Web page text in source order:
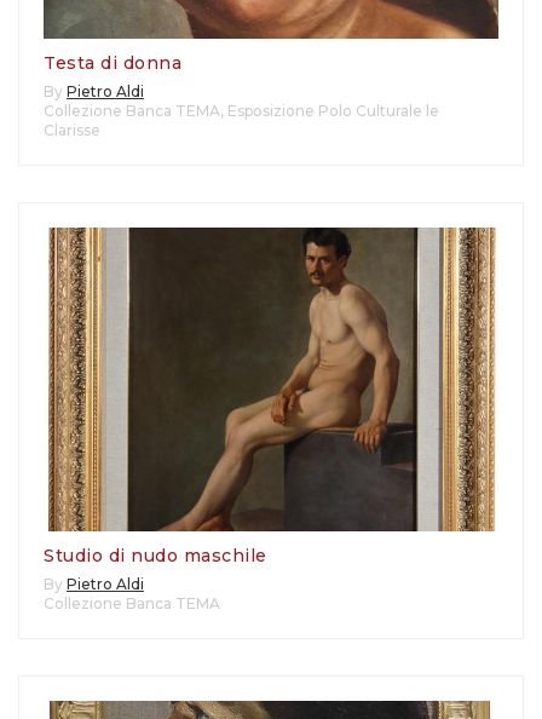
Testa di donna
By Pietro Aldi
Collezione Banca TEMA, Esposizione Polo Culturale le
Clarisse
Studio di nudo maschile
By Pietro Aldi
Collezione Banca TEMA